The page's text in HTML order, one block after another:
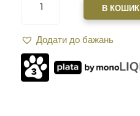
МАСТИЛО
QWIK-
DRI
30
МЛ
В КОШИК
Додати до бажань